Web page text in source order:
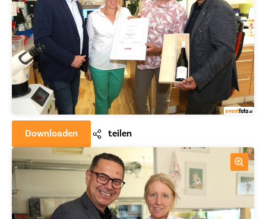
Downloaden teilen